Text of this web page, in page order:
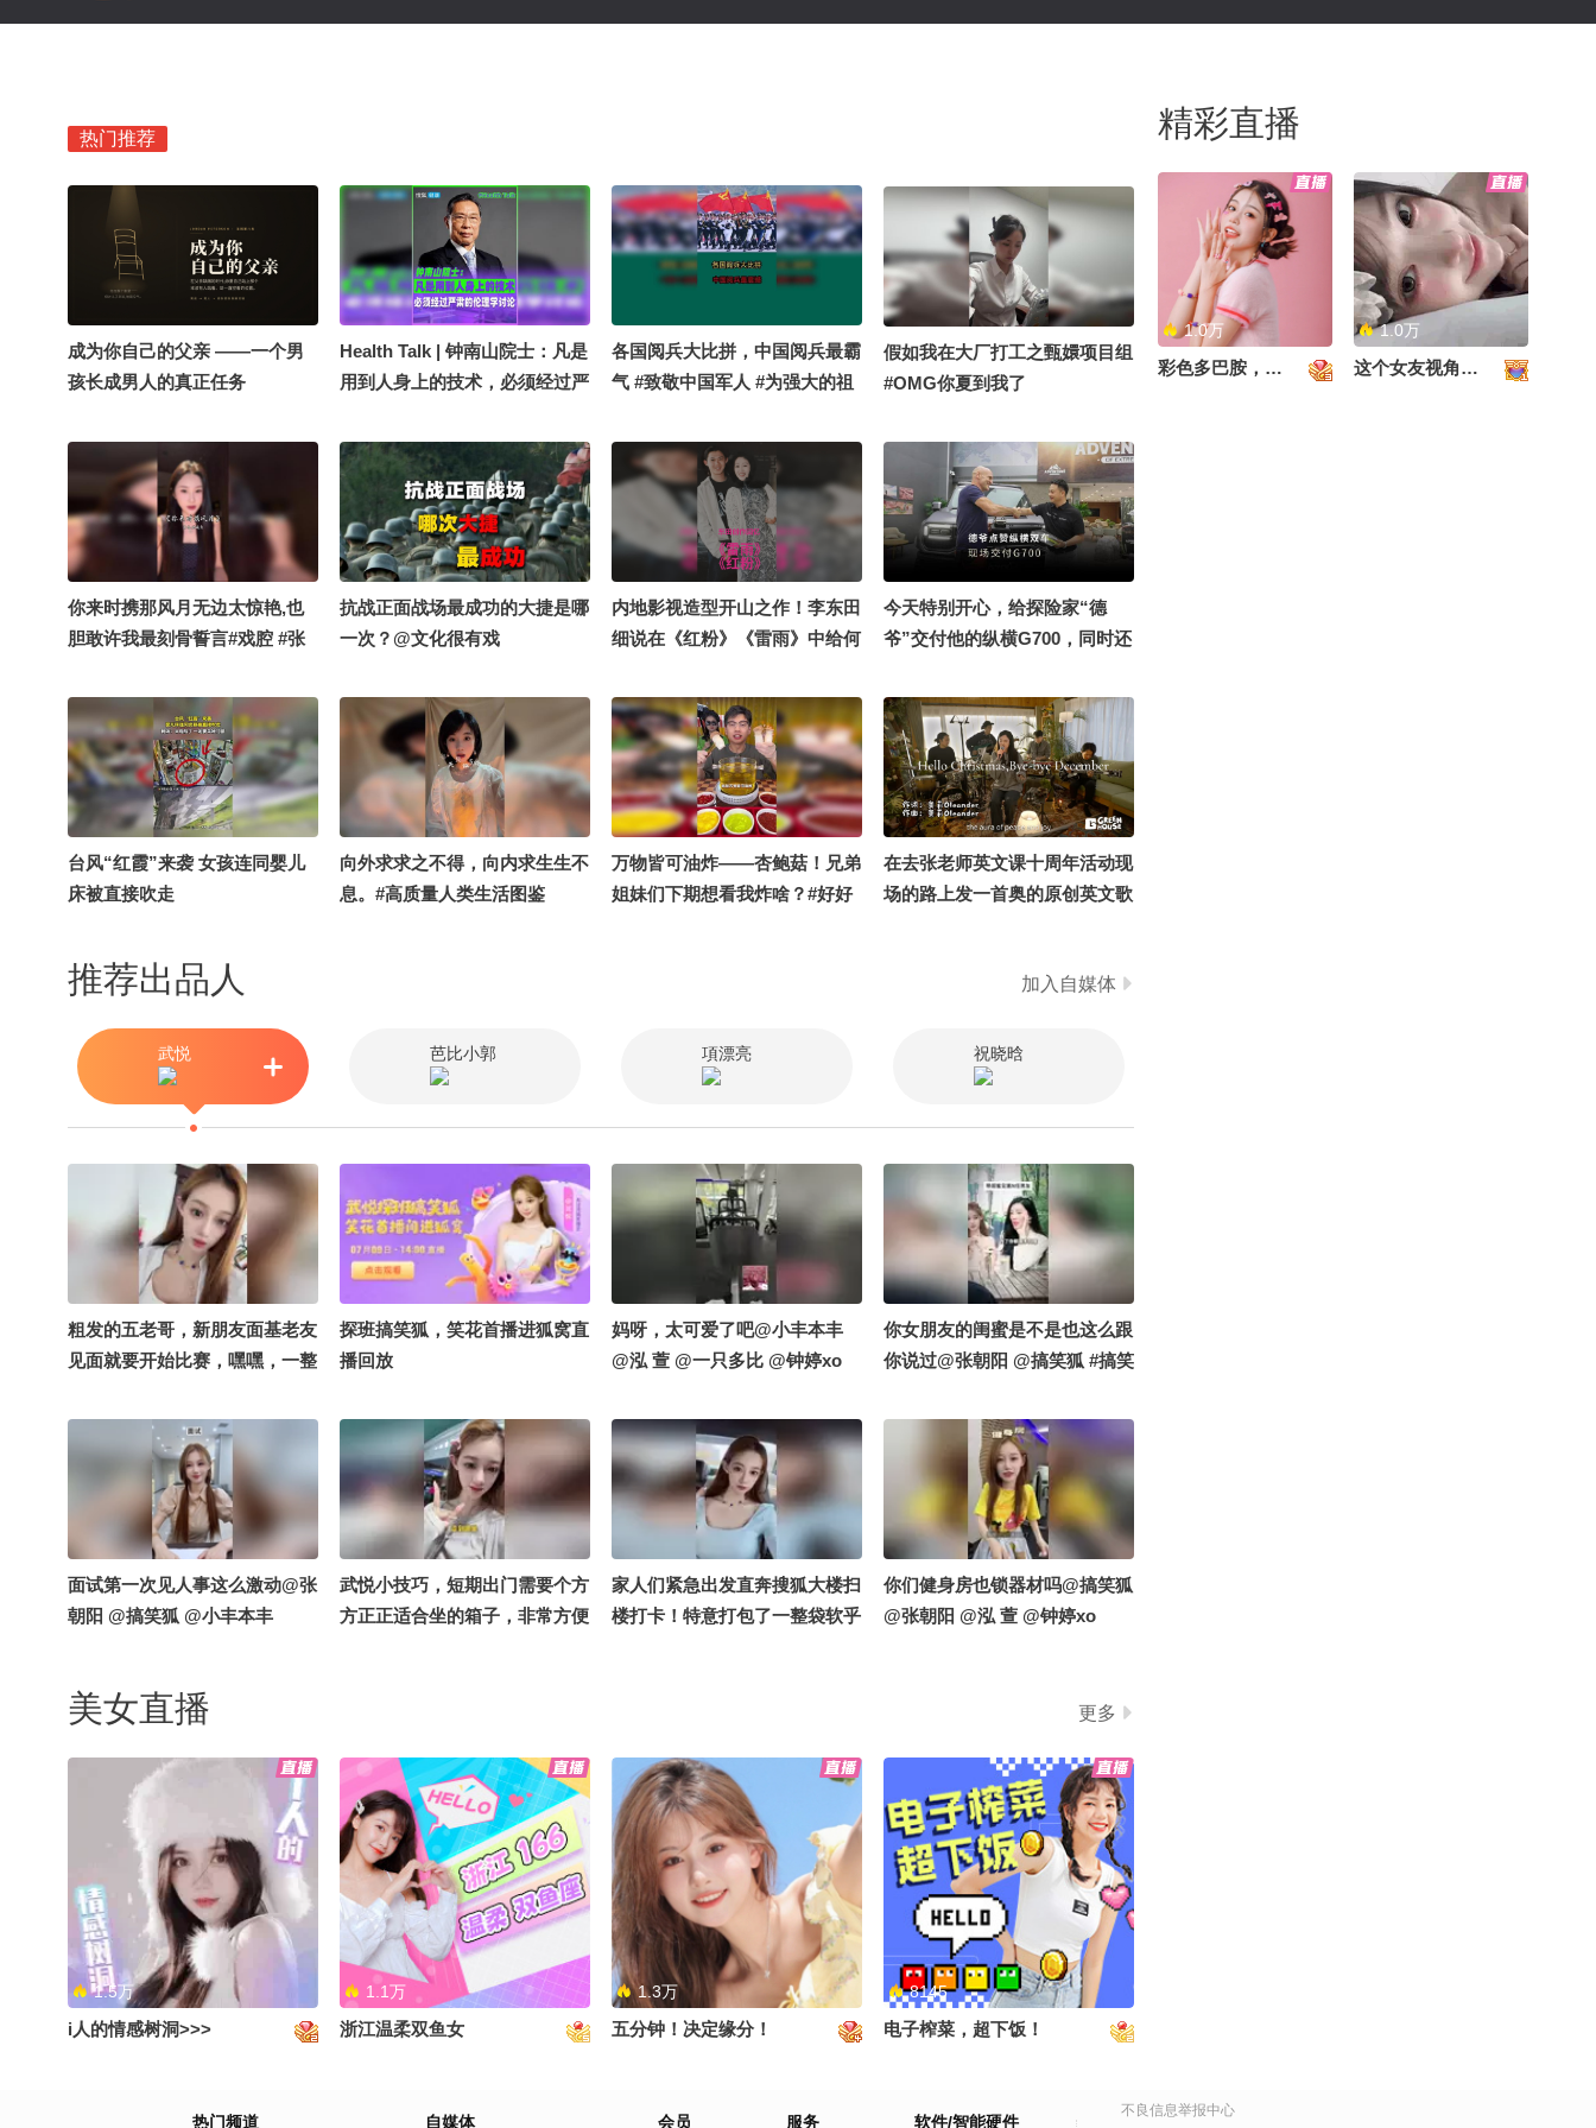
热门推荐
成为你自己的父亲 ——一个男
孩长成男人的真正任务
Health Talk | 钟南山院士：凡是
用到人身上的技术，必须经过严
各国阅兵大比拼，中国阅兵最霸
气 #致敬中国军人 #为强大的祖
假如我在大厂打工之甄嬛项目组
#OMG你夏到我了
你来时携那风月无边太惊艳,也
胆敢许我最刻骨誓言#戏腔 #张
抗战正面战场最成功的大捷是哪
一次？@文化很有戏
内地影视造型开山之作！李东田
细说在《红粉》《雷雨》中给何
红 #何赛飞 #王志文 #归亚蕾 #
星光计划
今天特别开心，给探险家“德
爷”交付他的纵横G700，同时还
卡纵横F700；希望这台G700以
后能陪着他去更多没人走过的地
方！#纵横F700玩不封顶
台风“红霞”来袭 女孩连同婴儿
床被直接吹走
向外求求之不得，向内求生生不
息。#高质量人类生活图鉴
万物皆可油炸——杏鲍菇！兄弟
姐妹们下期想看我炸啥？#好好
在去张老师英文课十周年活动现
场的路上发一首奥的原创英文歌
天的大家带来一丝清凉我们一会
十周年 @张朝阳 @阿畅酷酷的
@音乐狐 @小狼正在听
推荐出品人 加入自媒体
武悦 芭比小郭 項漂亮 祝晓晗
粗发的五老哥，新朋友面基老友
见面就要开始比赛，嘿嘿，一整
笑花笑草上线ing #笑花笑草偷
吃大赛 @搞笑狐 @张朝阳
探班搞笑狐，笑花首播进狐窝直
播回放
妈呀，太可爱了吧@小丰本丰
@泓 萱 @一只多比 @钟婷xo
你女朋友的闺蜜是不是也这么跟
你说过@张朝阳 @搞笑狐 #搞笑
面试第一次见人事这么激动@张
朝阳 @搞笑狐 @小丰本丰
武悦小技巧，短期出门需要个方
方正正适合坐的箱子，非常方便
家人们紧急出发直奔搜狐大楼扫
楼打卡！特意打包了一整袋软乎
你们健身房也锁器材吗@搞笑狐
@张朝阳 @泓 萱 @钟婷xo
美女直播 更多
1.5万
i人的情感树洞>>>
1.1万
浙江温柔双鱼女
1.3万
五分钟！决定缘分！
8145
电子榨菜，超下饭！
精彩直播
1.0万
彩色多巴胺，甜到心里啦！
1.0万
这个女友视角好治愈~
热门频道 自媒体 会员 服务 软件/智能硬件
不良信息举报中心